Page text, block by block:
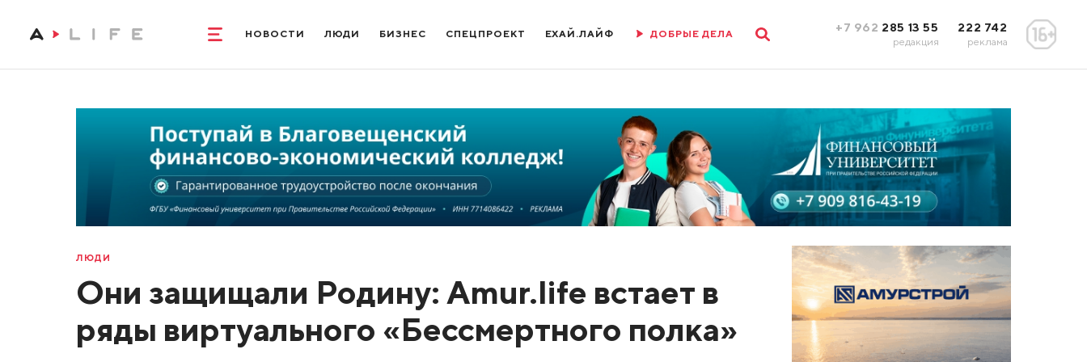
НОВОСТИ ЛЮДИ БИЗНЕС СПЕЦПРОЕКТ ЕХАЙ.ЛАЙФ ДОБРЫЕ ДЕЛА +7 962 285 13 55
редакция
222 742
реклама
ЛЮДИ
Они защищали Родину: Amur.life встает в
ряды виртуального «Бессмертного полка»